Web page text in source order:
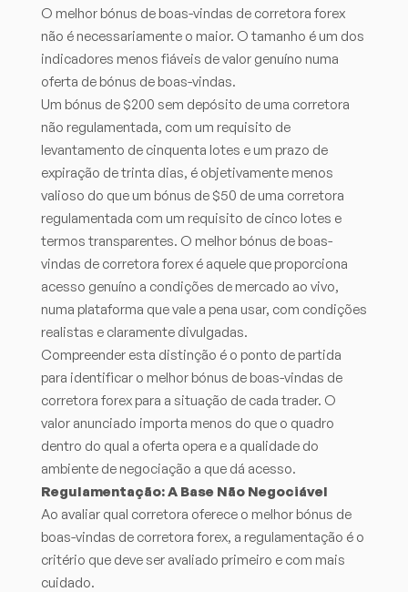
O melhor bónus de boas-vindas de corretora forex
não é necessariamente o maior. O tamanho é um dos
indicadores menos fiáveis de valor genuíno numa
oferta de bónus de boas-vindas.
Um bónus de $200 sem depósito de uma corretora
não regulamentada, com um requisito de
levantamento de cinquenta lotes e um prazo de
expiração de trinta dias, é objetivamente menos
valioso do que um bónus de $50 de uma corretora
regulamentada com um requisito de cinco lotes e
termos transparentes. O melhor bónus de boas-
vindas de corretora forex é aquele que proporciona
acesso genuíno a condições de mercado ao vivo,
numa plataforma que vale a pena usar, com condições
realistas e claramente divulgadas.
Compreender esta distinção é o ponto de partida
para identificar o melhor bónus de boas-vindas de
corretora forex para a situação de cada trader. O
valor anunciado importa menos do que o quadro
dentro do qual a oferta opera e a qualidade do
ambiente de negociação a que dá acesso.
Regulamentação: A Base Não Negociável
Ao avaliar qual corretora oferece o melhor bónus de
boas-vindas de corretora forex, a regulamentação é o
critério que deve ser avaliado primeiro e com mais
cuidado.